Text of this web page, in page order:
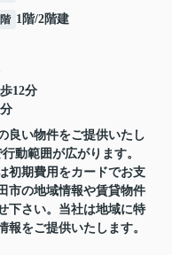
1階/2階建
12分
良い物件をご提供いたし
動範囲が広がります。
初期費用をカードでお支
市の地域情報や賃貸物件
下さい。当社は地域に特
報をご提供いたします。